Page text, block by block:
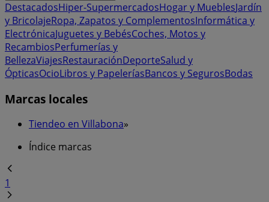
DestacadosHiper-SupermercadosHogar y MueblesJardín
y BricolajeRopa, Zapatos y ComplementosInformática y
ElectrónicaJuguetes y BebésCoches, Motos y
RecambiosPerfumerías y
BellezaViajesRestauraciónDeporteSalud y
ÓpticasOcioLibros y PapeleríasBancos y SegurosBodas
Marcas locales
Tiendeo en Villabona»
Índice marcas
1